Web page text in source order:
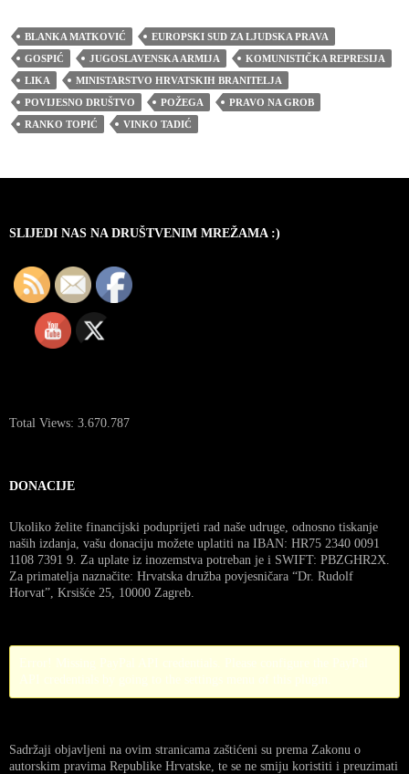
BLANKA MATKOVIĆ
EUROPSKI SUD ZA LJUDSKA PRAVA
GOSPIĆ
JUGOSLAVENSKA ARMIJA
KOMUNISTIČKA REPRESIJA
LIKA
MINISTARSTVO HRVATSKIH BRANITELJA
POVIJESNO DRUŠTVO
POŽEGA
PRAVO NA GROB
RANKO TOPIĆ
VINKO TADIĆ
SLIJEDI NAS NA DRUŠTVENIM MREŽAMA :)
Total Views: 3.670.787
DONACIJE
Ukoliko želite financijski poduprijeti rad naše udruge, odnosno tiskanje
naših izdanja, vašu donaciju možete uplatiti na IBAN: HR75 2340 0091
1108 7391 9. Za uplate iz inozemstva potreban je i SWIFT: PBZGHR2X.
Za primatelja naznačite: Hrvatska družba povjesničara “Dr. Rudolf
Horvat”, Krsišće 25, 10000 Zagreb.
Sadržaji objavljeni na ovim stranicama zaštićeni su prema Zakonu o
autorskim pravima Republike Hrvatske, te se ne smiju koristiti i preuzimati